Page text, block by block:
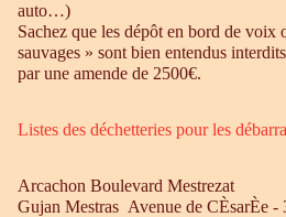
auto…)
Sachez que les dépôt en bord de voix
sauvages » sont bien entendus
par une amende de 2500€.
Listes des déchetteries pour les
Arcachon Boulevard Mestrezat
Gujan Mestras Avenue de CÈsarÈe -